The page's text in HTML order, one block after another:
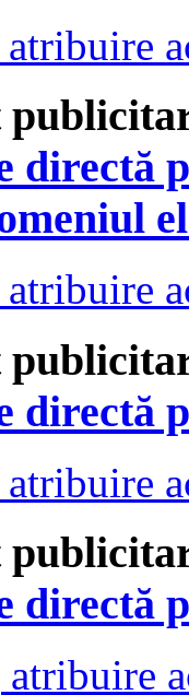
directă
directă
directă